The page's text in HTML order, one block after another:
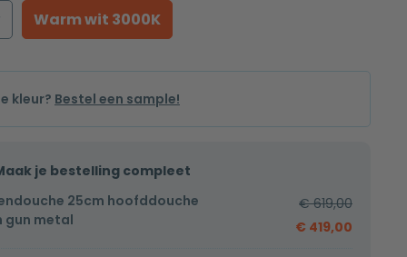
Warm wit 3000K
kleur? Bestel een sample!
je bestelling compleet
25cm hoofddouche
metal
€619,00
€ 419,00